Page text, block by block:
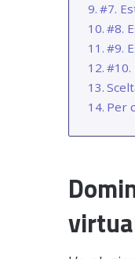
#7.
#8.
#9.
#10.
Per